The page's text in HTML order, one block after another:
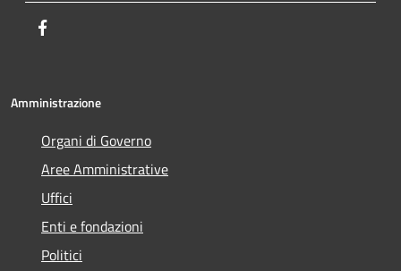
Amministrazione
Organi di Governo
Aree Amministrative
Uffici
Enti e fondazioni
Politici